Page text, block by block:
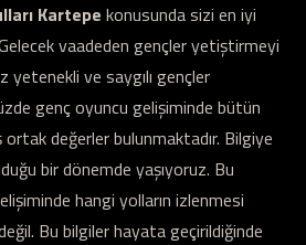
Kartepe konusunda sizi en iyi
vaadeden gençler yetiştirmeyi
yetenekli ve saygılı gençler
genç oyuncu gelişiminde bütün
değerler bulunmaktadır. Bilgiye
bir dönemde yaşıyoruz. Bu
hangi yolların izlenmesi
Bu bilgiler hayata geçirildiğinde